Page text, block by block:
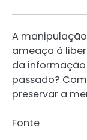
A
ameaça à
da
passado?
preservar a
Fonte